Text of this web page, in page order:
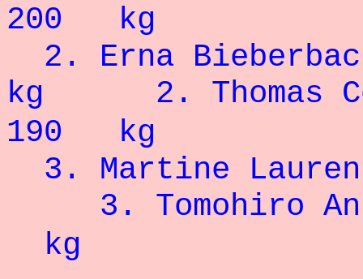
200 kg
2. Erna
kg 2.
190 kg
3. Martine
3.
kg